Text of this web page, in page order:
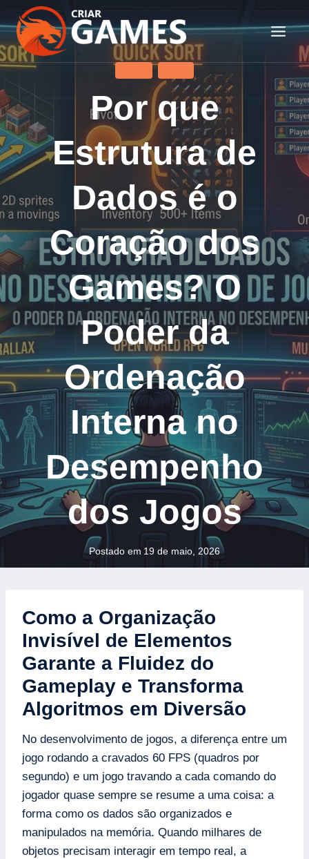
Pular
para
o
Conteúdo
Por que
Estrutura de
Dados é o
Coração dos
Games? O
Poder da
Ordenação
Interna no
Desempenho
dos Jogos
Postado em 19 de maio, 2026
Como a Organização
Invisível de Elementos
Garante a Fluidez do
Gameplay e Transforma
Algoritmos em Diversão
No desenvolvimento de jogos, a diferença entre um
jogo rodando a cravados 60 FPS (quadros por
segundo) e um jogo travando a cada comando do
jogador quase sempre se resume a uma coisa: a
forma como os dados são organizados e
manipulados na memória. Quando milhares de
objetos precisam interagir em tempo real, a